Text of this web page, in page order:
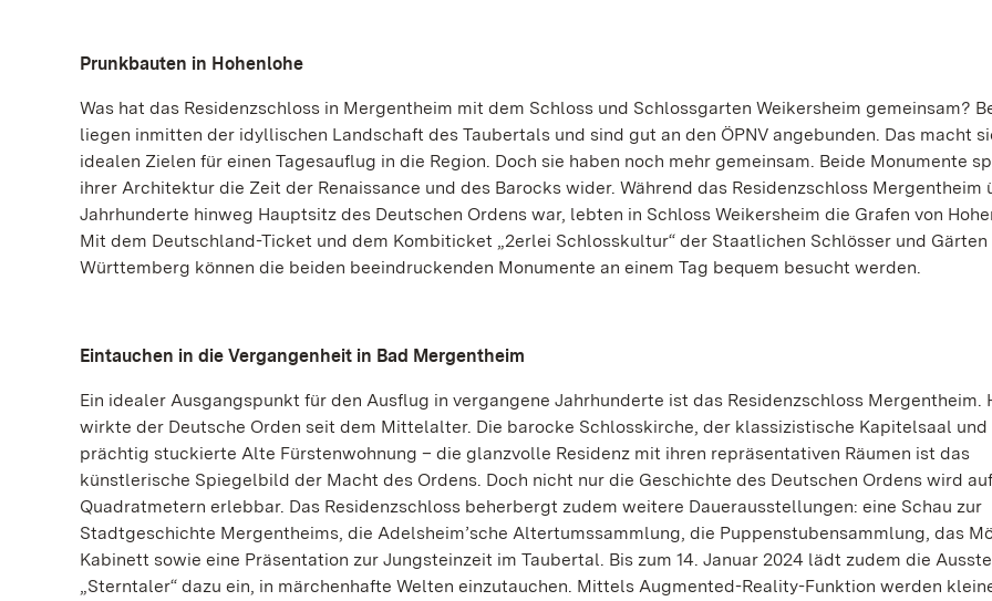
Prunkbauten in Hohenlohe
Was hat das Residenzschloss in Mergentheim mit dem Schloss und Schlossgarten Weikersheim gemeinsam?
liegen inmitten der idyllischen Landschaft des Taubertals und sind gut an den ÖPNV angebunden. Das macht
idealen Zielen für einen Tagesauflug in die Region. Doch sie haben noch mehr gemeinsam. Beide Monumente
ihrer Architektur die Zeit der Renaissance und des Barocks wider. Während das Residenzschloss Mergentheim
Jahrhunderte hinweg Hauptsitz des Deutschen Ordens war, lebten in Schloss Weikersheim die Grafen von
Mit dem Deutschland-Ticket und dem Kombiticket „2erlei Schlosskultur“ der Staatlichen Schlösser und Gärten
Württemberg können die beiden beeindruckenden Monumente an einem Tag bequem besucht werden.
Eintauchen in die Vergangenheit in Bad Mergentheim
Ein idealer Ausgangspunkt für den Ausflug in vergangene Jahrhunderte ist das Residenzschloss Mergentheim.
wirkte der Deutsche Orden seit dem Mittelalter. Die barocke Schlosskirche, der klassizistische Kapitelsaal und
prächtig stuckierte Alte Fürstenwohnung – die glanzvolle Residenz mit ihren repräsentativen Räumen ist das
künstlerische Spiegelbild der Macht des Ordens. Doch nicht nur die Geschichte des Deutschen Ordens wird
Quadratmetern erlebbar. Das Residenzschloss beherbergt zudem weitere Dauerausstellungen: eine Schau zur
Stadtgeschichte Mergentheims, die Adelsheim’sche Altertumssammlung, die Puppenstubensammlung, das
Kabinett sowie eine Präsentation zur Jungsteinzeit im Taubertal. Bis zum 14. Januar 2024 lädt zudem die
„Sterntaler“ dazu ein, in märchenhafte Welten einzutauchen. Mittels Augmented-Reality-Funktion werden